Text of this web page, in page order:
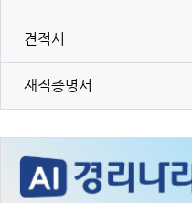
견적서
재직증명서